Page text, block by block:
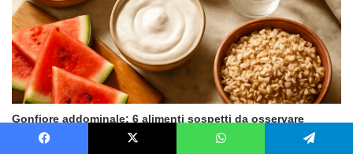
Gonfiore addominale: 6 alimenti sospetti da osservare
27 Luglio 2026